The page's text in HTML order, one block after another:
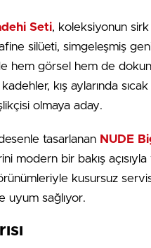
Seti, koleksiyonun
silüeti, simgeleşmiş
hem görsel hem de
kış aylarında
olmaya aday.
tasarlanan NUDE
modern bir bakış
kusursuz
uyum sağlıyor.